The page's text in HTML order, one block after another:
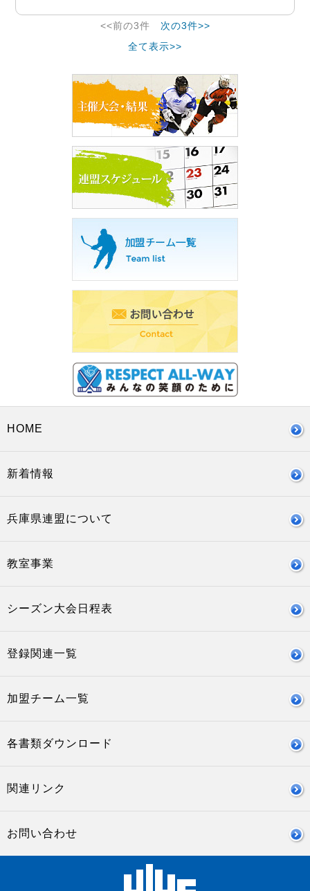
<<前の3件 次の3件>>
全て表示>>
HOME
新着情報
兵庫県連盟について
教室事業
シーズン大会日程表
登録関連一覧
加盟チーム一覧
各書類ダウンロード
関連リンク
お問い合わせ